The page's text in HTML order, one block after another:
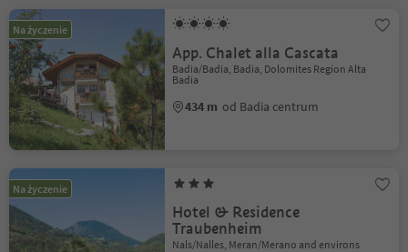
Na życzenie
App. Chalet alla Cascata
Badia/Badia, Badia, Dolomites Region Alta
Badia
434 m od Badia centrum
Na życzenie
Hotel & Residence
Traubenheim
Nals/Nalles, Meran/Merano and environs